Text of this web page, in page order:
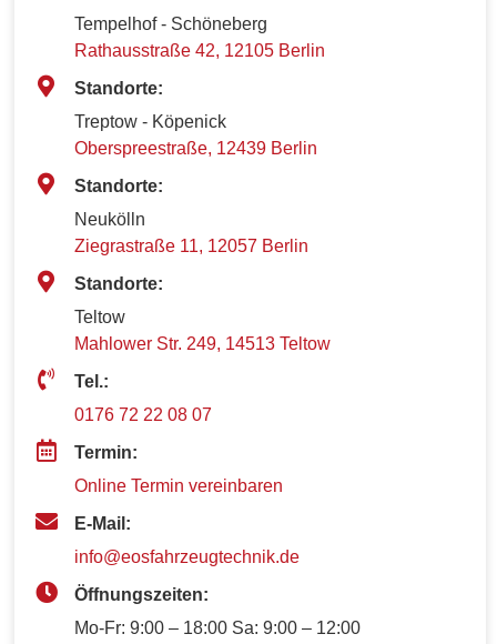
Tempelhof - Schöneberg
Rathausstraße 42, 12105 Berlin
Standorte:
Treptow - Köpenick
Oberspreestraße, 12439 Berlin
Standorte:
Neukölln
Ziegrastraße 11, 12057 Berlin
Standorte:
Teltow
Mahlower Str. 249, 14513 Teltow
Tel.:
0176 72 22 08 07
Termin:
Online Termin vereinbaren
E-Mail:
info@eosfahrzeugtechnik.de
Öffnungszeiten:
Mo-Fr: 9:00 – 18:00 Sa: 9:00 – 12:00